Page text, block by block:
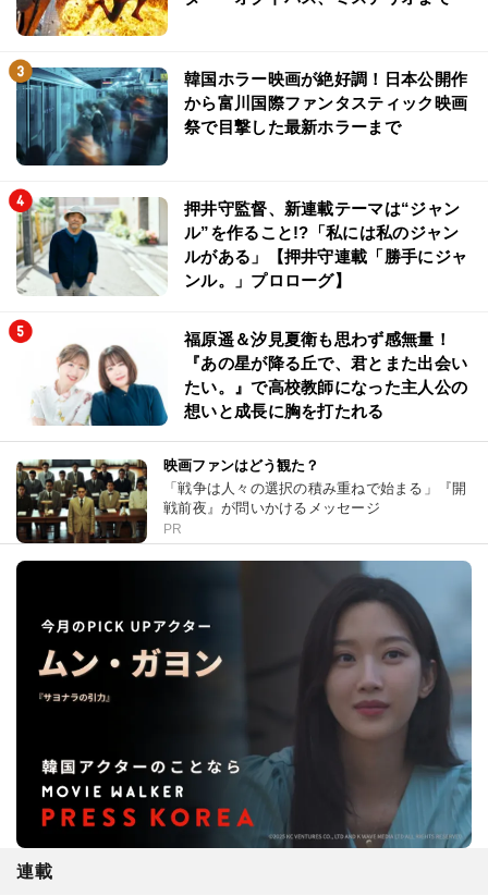
韓国ホラー映画が絶好調！日本公開作
から富川国際ファンタスティック映画
祭で目撃した最新ホラーまで
押井守監督、新連載テーマは“ジャン
ル”を作ること!?「私には私のジャン
ルがある」【押井守連載「勝手にジャ
ンル。」プロローグ】
福原遥＆汐見夏衛も思わず感無量！
『あの星が降る丘で、君とまた出会い
たい。』で高校教師になった主人公の
想いと成長に胸を打たれる
映画ファンはどう観た？
「戦争は人々の選択の積み重ねで始まる」『開
戦前夜』が問いかけるメッセージ
PR
連載